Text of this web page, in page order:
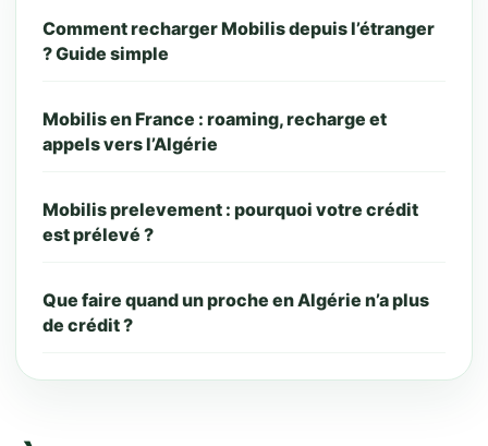
Comment recharger Mobilis depuis l’étranger
? Guide simple
Mobilis en France : roaming, recharge et
appels vers l’Algérie
Mobilis prelevement : pourquoi votre crédit
est prélevé ?
Que faire quand un proche en Algérie n’a plus
de crédit ?